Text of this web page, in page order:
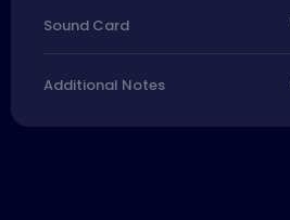
Sound Card
Additional Notes